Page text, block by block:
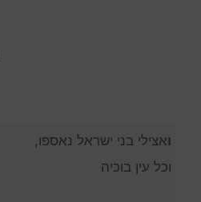
ואצילי בני ישראל נאספו,
וכל עין בוכיה